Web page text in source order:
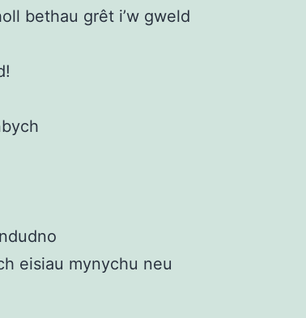
bethau grêt i’w gweld
eisiau mynychu neu